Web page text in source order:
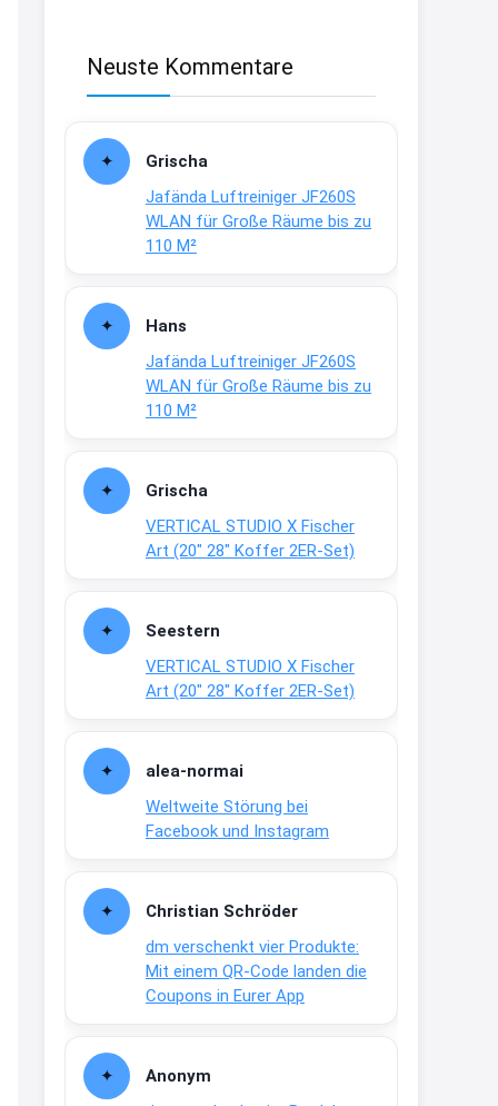
Neuste Kommentare
Grischa
Jafända Luftreiniger JF260S
WLAN für Große Räume bis zu
110 M²
Hans
Jafända Luftreiniger JF260S
WLAN für Große Räume bis zu
110 M²
Grischa
VERTICAL STUDIO X Fischer
Art (20″ 28″ Koffer 2ER-Set)
Seestern
VERTICAL STUDIO X Fischer
Art (20″ 28″ Koffer 2ER-Set)
alea-normai
Weltweite Störung bei
Facebook und Instagram
Christian Schröder
dm verschenkt vier Produkte:
Mit einem QR-Code landen die
Coupons in Eurer App
Anonym
www.fielmann-
group.com/blinkis...
↩
Christian Schröder
@Joachim Moin Joachim, schön
dich zu sehen, alles gut?
15:01
↩
Joachim
An 01.08. / Sensodyne Rabatt 3€
/ max. 15.000www.erlebe-
haleon.de/#aktuelle...
21:27
Joachim
Gratis medizinische Zahncreme
www.meineapotheke.de/
Joachim
Gratis Lindani Lineal
www.linda.de/vorteile/coupons/...
2:21
Joachim
Gratis Hitzewarn-Aufkleber /
verfärbt sich ab 28 Grad /siehe
Text weiter unten
shop.bioeg.de/aufkleber-
achtun...